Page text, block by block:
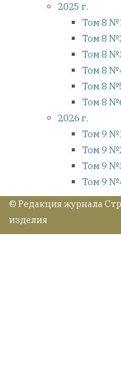
2025 г.
Том 8
Том 8
Том 8
Том 8
Том 8
Том 8
2026 г.
Том 9
Том 9
Том 9
Том 9
© Редакция журнала
изделия